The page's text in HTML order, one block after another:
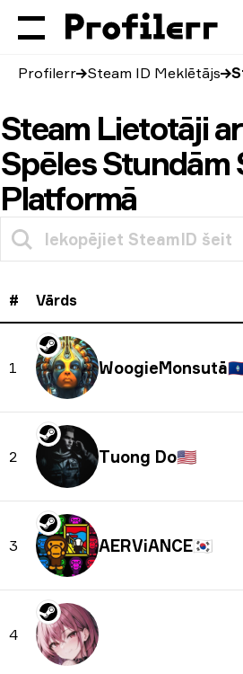
Profilerr Steam ID Meklētājs
Steam Lietotāji
Spēles Stundām
Platformā
# Vārds
1 WoogieMonsutā
2 Tuong Do🇺🇸
3 AERViANCE🇰🇷
4